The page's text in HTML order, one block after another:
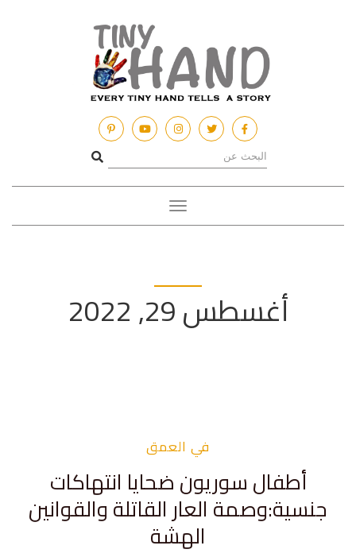
Toggle
navigation
أغسطس 29, 2022
في العمق
أطفال سوريون ضحايا انتهاكات
جنسية:وصمة العار القاتلة والقوانين
الهشة